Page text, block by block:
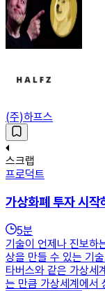
(주)하프스
스크랩
프로덕트
가상화폐 투자 시작
5분
기술이 언제나 진보하
상을 만들 수 있는 기
타버스와 같은 가상세
는 만큼 가상세계에서